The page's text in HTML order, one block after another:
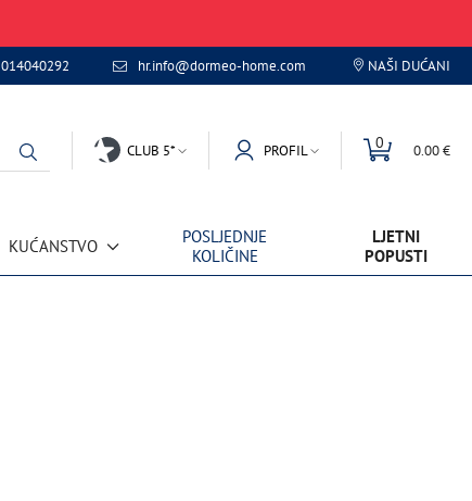
014040292 hr.info@dormeo-home.com NAŠI DUĆANI
CLUB 5* PROFIL 0 0.00 €
KUĆANSTVO
POSLJEDNJE
KOLIČINE
LJETNI
POPUSTI